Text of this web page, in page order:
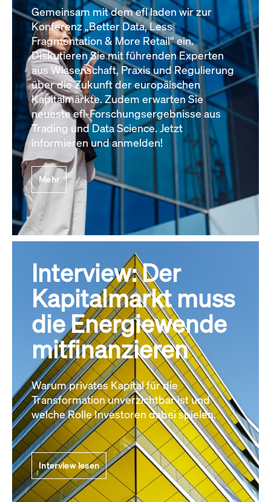
Gemeinsam mit dem efl laden wir zur
Konferenz „Better Data, Less
Fragmentation & More Retail“ ein.
Diskutieren Sie mit führenden Experten
aus Wissenschaft, Praxis und Regulierung
über die Zukunft der europäischen
Kapitalmärkte. Zudem erwarten Sie
neueste efl-Forschungsergebnisse aus
Trading und Data Science. Jetzt
informieren und anmelden!
Mehr
Interview: Der
Kapitalmarkt muss
die Energiewende
mitfinanzieren
Warum privates Kapital für die
Transformation unverzichtbar ist und
welche Rolle Investoren dabei spielen.
Interview lesen